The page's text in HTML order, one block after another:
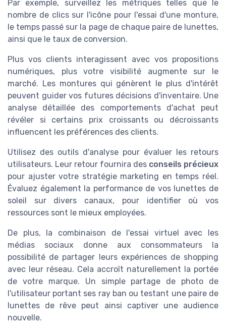
Par exemple, surveillez les métriques telles que le
nombre de clics sur l'icône pour l'essai d'une monture,
le temps passé sur la page de chaque paire de lunettes,
ainsi que le taux de conversion.
Plus vos clients interagissent avec vos propositions
numériques, plus votre visibilité augmente sur le
marché. Les montures qui génèrent le plus d'intérêt
peuvent guider vos futures décisions d'inventaire. Une
analyse détaillée des comportements d'achat peut
révéler si certains prix croissants ou décroissants
influencent les préférences des clients.
Utilisez des outils d'analyse pour évaluer les retours
utilisateurs. Leur retour fournira des conseils précieux
pour ajuster votre stratégie marketing en temps réel.
Évaluez également la performance de vos lunettes de
soleil sur divers canaux, pour identifier où vos
ressources sont le mieux employées.
De plus, la combinaison de l'essai virtuel avec les
médias sociaux donne aux consommateurs la
possibilité de partager leurs expériences de shopping
avec leur réseau. Cela accroît naturellement la portée
de votre marque. Un simple partage de photo de
l'utilisateur portant ses ray ban ou testant une paire de
lunettes de rêve peut ainsi captiver une audience
nouvelle.